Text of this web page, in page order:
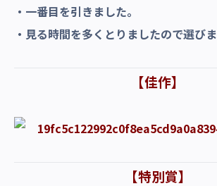
・一番目を引きました。
・見る時間を多くとりましたので選びま
【佳作】
【特別賞】